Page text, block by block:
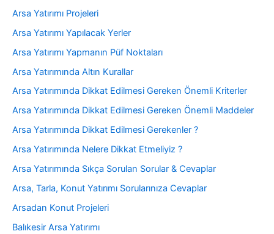
Arsa Yatırımı Projeleri
Arsa Yatırımı Yapılacak Yerler
Arsa Yatırımı Yapmanın Püf Noktaları
Arsa Yatırımında Altın Kurallar
Arsa Yatırımında Dikkat Edilmesi Gereken Önemli Kriterler
Arsa Yatırımında Dikkat Edilmesi Gereken Önemli Maddeler
Arsa Yatırımında Dikkat Edilmesi Gerekenler ?
Arsa Yatırımında Nelere Dikkat Etmeliyiz ?
Arsa Yatırımında Sıkça Sorulan Sorular & Cevaplar
Arsa, Tarla, Konut Yatırımı Sorularınıza Cevaplar
Arsadan Konut Projeleri
Balıkesir Arsa Yatırımı